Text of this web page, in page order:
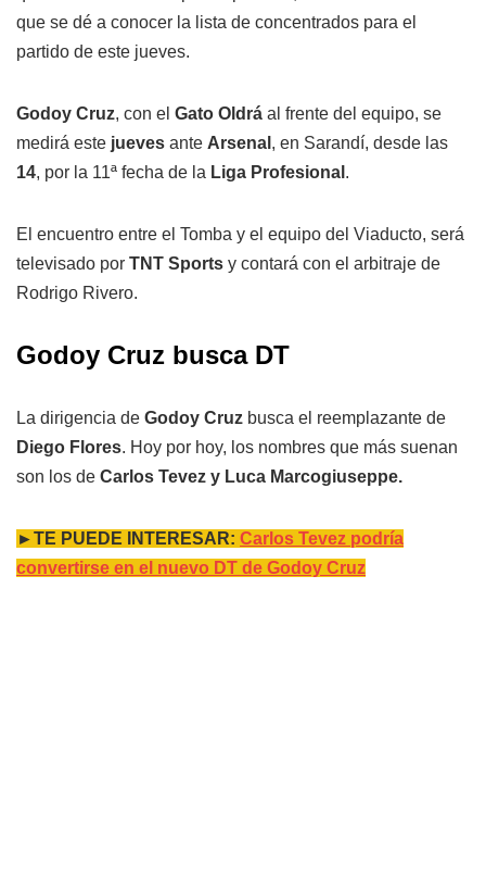
que se dé a conocer la lista de concentrados para el
partido de este jueves.
Godoy Cruz, con el Gato Oldrá al frente del equipo, se
medirá este jueves ante Arsenal , en Sarandí, desde las
14, por la 11ª fecha de la Liga Profesional .
El encuentro entre el Tomba y el equipo del Viaducto, será
televisado por TNT Sports y contará con el arbitraje de
Rodrigo Rivero.
Godoy Cruz busca DT
La dirigencia de Godoy Cruz busca el reemplazante de
Diego Flores. Hoy por hoy, los nombres que más suenan
son los de Carlos Tevez y Luca Marcogiuseppe.
►TE PUEDE INTERESAR: Carlos Tevez podría
convertirse en el nuevo DT de Godoy Cruz